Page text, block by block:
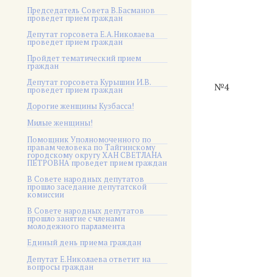
Председатель Совета В.Басманов
проведет прием граждан
Депутат горсовета Е.А.Николаева
проведет прием граждан
Пройдет тематический прием
граждан
Депутат горсовета Курышин И.В.
проведет прием граждан
Дорогие женщины Кузбасса!
Милые женщины!
Помощник Уполномоченного по
правам человека по Тайгинскому
городскому округу ХАН СВЕТЛАНА
ПЕТРОВНА проведет прием граждан
В Совете народных депутатов
прошло заседание депутатской
комиссии
В Совете народных депутатов
прошло занятие с членами
молодежного парламента
Единый день приема граждан
Депутат Е.Николаева ответит на
вопросы граждан
№4